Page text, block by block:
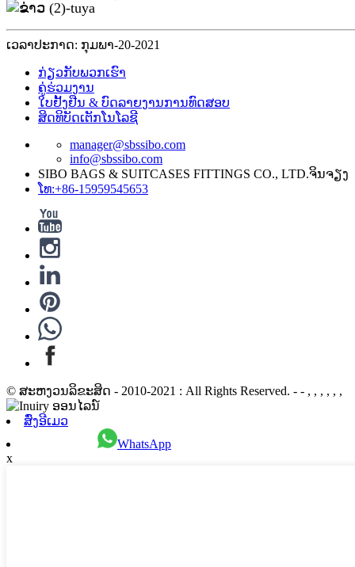
ເວລາປະກາດ: ກຸມພາ-20-2021
ກ່ຽວ​ກັບ​ພວກ​ເຮົາ
ຄູ່ຮ່ວມງານ
ໃບຢັ້ງຢືນ & ບົດລາຍງານການທົດສອບ
ສິດທິບັດເຕັກໂນໂລຊີ
manager@sbssibo.com
info@sbssibo.com
SIBO BAGS & SUITCASES FITTINGS CO., LTD.ຈິນຈຽງ
ໂທ:+86-15959545653
© ສະຫງວນລິຂະສິດ - 2010-2021 : All Rights Reserved. - - , , , , , ,
ສົ່ງອີເມວ
WhatsApp
x